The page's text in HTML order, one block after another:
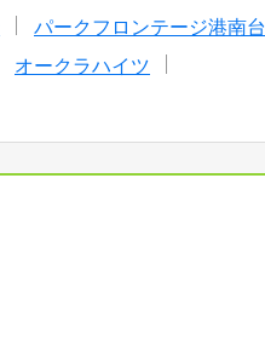
パークフロンテージ港南台
オークラハイツ